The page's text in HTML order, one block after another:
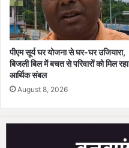
ल
जी
व
न
मि
श
न
से
त्री
वि
ष्णु
दे
व
सा
य
पीएम सूर्य घर योजना से घर-घर उजियारा,
बिजली बिल में बचत से परिवारों को मिल रहा
आर्थिक संबल
August 8, 2026